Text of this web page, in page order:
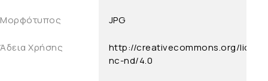
Μορφότυπος JPG
Άδεια Χρήσης
http://creativecommons.org/
nc-nd/4.0